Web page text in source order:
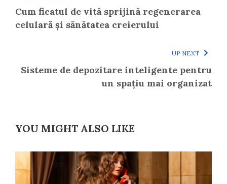
Cum ficatul de vită sprijină regenerarea
celulară și sănătatea creierului
UP NEXT
Sisteme de depozitare inteligente pentru
un spațiu mai organizat
YOU MIGHT ALSO LIKE